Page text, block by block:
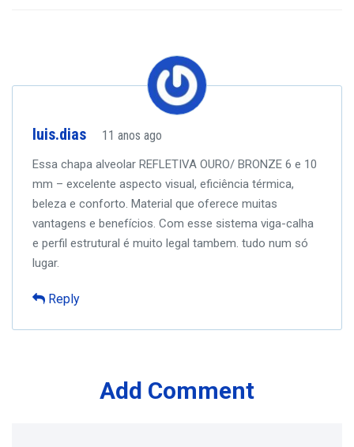
luis.dias 11 anos ago
Essa chapa alveolar REFLETIVA OURO/ BRONZE 6 e 10
mm – excelente aspecto visual, eficiência térmica,
beleza e conforto. Material que oferece muitas
vantagens e benefícios. Com esse sistema viga-calha
e perfil estrutural é muito legal tambem. tudo num só
lugar.
Reply
Add Comment